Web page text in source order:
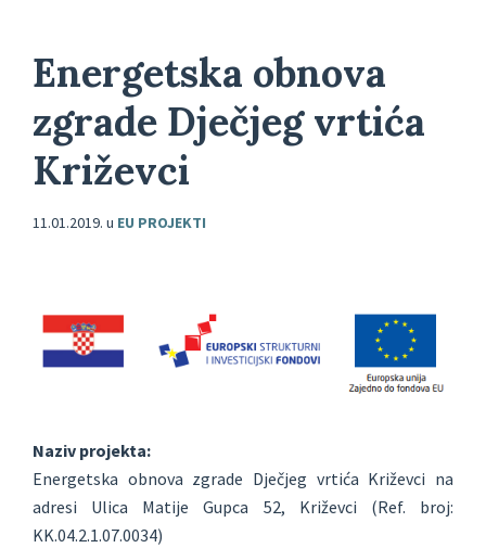
Energetska obnova
zgrade Dječjeg vrtića
Križevci
11.01.2019. u EU PROJEKTI
Naziv projekta:
Energetska obnova zgrade Dječjeg vrtića Križevci na
adresi Ulica Matije Gupca 52, Križevci (Ref. broj:
KK.04.2.1.07.0034)